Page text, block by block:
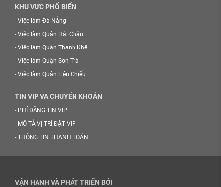
KHU VỰC PHỔ BIẾN
- Việc làm Đà Nẵng
- Việc làm Quận Hải Châu
- Việc làm Quận Thanh Khê
- Việc làm Quận Sơn Trà
- Việc làm Quận Liên Chiểu
TIN VIP VÀ CHUYỂN KHOẢN
- PHÍ ĐĂNG TIN VIP
- MÔ TẢ VỊ TRÍ ĐẶT VIP
- THÔNG TIN THANH TOÁN
VẬN HÀNH VÀ PHÁT TRIỂN BỞI